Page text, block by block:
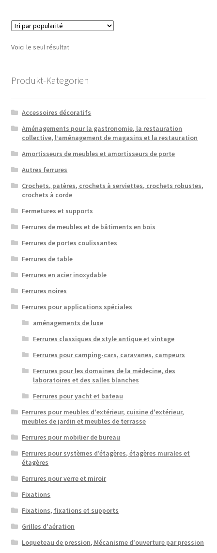
Voici le seul résultat
Produkt-Kategorien
Accessoires décoratifs
Aménagements pour la gastronomie, la restauration
collective, l’aménagement de magasins et la restauration
Amortisseurs de meubles et amortisseurs de porte
Autres ferrures
Crochets, patères, crochets à serviettes, crochets robustes,
crochets à corde
Fermetures et supports
Ferrures de meubles et de bâtiments en bois
Ferrures de portes coulissantes
Ferrures de table
Ferrures en acier inoxydable
Ferrures noires
Ferrures pour applications spéciales
aménagements de luxe
Ferrures classiques de style antique et vintage
Ferrures pour camping-cars, caravanes, campeurs
Ferrures pour les domaines de la médecine, des
laboratoires et des salles blanches
Ferrures pour yacht et bateau
Ferrures pour meubles d'extérieur, cuisine d'extérieur,
meubles de jardin et meubles de terrasse
Ferrures pour mobilier de bureau
Ferrures pour systèmes d’étagères, étagères murales et
étagères
Ferrures pour verre et miroir
Fixations
Fixations, fixations et supports
Grilles d'aération
Loqueteau de pression, Mécanisme d'ouverture par pression